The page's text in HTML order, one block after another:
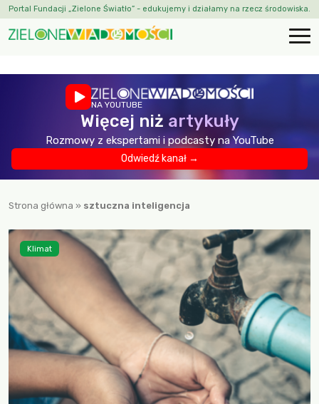
Portal Fundacji „Zielone Światło” - edukujemy i działamy na rzecz środowiska.
NA YOUTUBE
Więcej niż artykuły
Rozmowy z ekspertami i podcasty na YouTube
Odwiedź kanał →
Strona główna » sztuczna inteligencja
Klimat